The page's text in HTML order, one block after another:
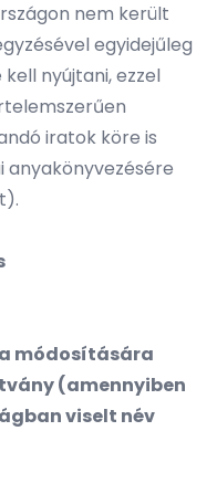
nem került
egyidejűleg
nyújtani, ezzel
iratok köre is
anyakönyvezésére
módosítására
(amennyiben
viselt név